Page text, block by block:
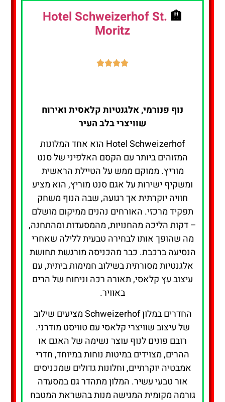
🏨
Hotel Schweizerhof St.
Moritz
נוף פנורמי, אלגנטיות קלאסית ואירוח
שוויצרי בלב העיר
Hotel Schweizerhof הוא אחד המלונות
המזוהים ביותר עם הקסם האלפיני של סנט
מוריץ. ממוקם ממש על הטיילת הראשית
ומשקיף ישירות על אגם סנט מוריץ, הוא מציע
חוויה יוקרתית אך רגועה, שבה הנוף משחק
תפקיד מרכזי. האורחים נהנים ממיקום מושלם
– דקות הליכה מהחנויות, מהמסעדות ומהתחנה,
מה שהופך אותו לבחירה טבעית ללילה שאחרי
הנסיעה ברכבת. כבר מהכניסה מורגשת תחושת
אלגנטיות מסורתית בשילוב חמימות ביתית, עם
עיצוב עץ קלאסי, תאורה רכה וניחוח של הרים
באוויר.
החדרים במלון Schweizerhof מציעים שילוב
של עיצוב שוויצרי קלאסי עם טוויסט מודרני.
רובם פונים לנוף עוצר נשימה של האגם או
ההרים, מצוידים במיטות נוחות במיוחד, חדרי
אמבטיה יוקרתיים, וחלונות גדולים שמכניסים
אור טבעי עשיר. המלון מתהדר גם במסעדה
גורמה מקומית המגישה מנות בהשראת המטבח